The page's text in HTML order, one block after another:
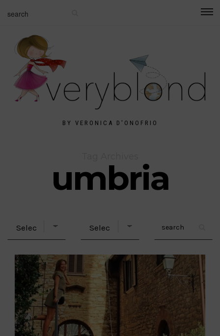
BY VERONICA D'ONOFRIO
umbria